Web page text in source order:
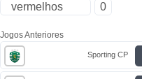
vermelhos
0
Jogos Anteriores
Sporting CP